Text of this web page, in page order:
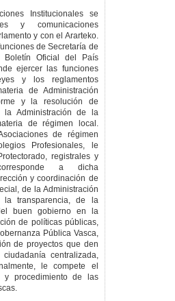
Institucionales se
y comunicaciones
y con el Ararteko.
de Secretaría de
Oficial del País
ejercer las funciones
y los reglamentos
de Administración
y la resolución de
la Administración de la
de régimen local.
de régimen
Profesionales, le
registrales y
a dicha
y coordinación de
de la Administración
la transparencia, de la
buen gobierno en la
de políticas públicas,
Pública Vasca,
de proyectos que den
centralizada,
le compete el
y procedimiento de las